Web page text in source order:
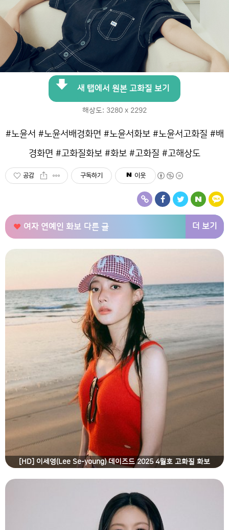
새 탭에서 원본 고화질 보기
해상도: 3280 x 2292
#노윤서 #노윤서배경화면 #노윤서화보 #노윤서고화질 #배
경화면 #고화질화보 #화보 #고화질 #고해상도
공감 구독하기 이웃
여자 연예인 화보 다른 글 더 보기
[HD] 이세영(Lee Se-young) 데이즈드 2025 4월호 고화질 화보